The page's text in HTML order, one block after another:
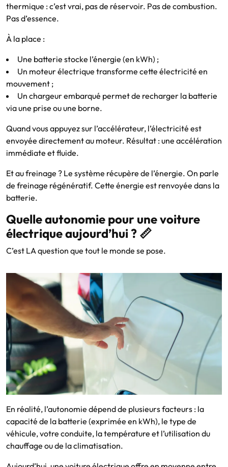
thermique : c’est vrai, pas de réservoir. Pas de combustion.
Pas d’essence.
À la place :
Une batterie stocke l’énergie (en kWh) ;
Un moteur électrique transforme cette électricité en
mouvement ;
Un chargeur embarqué permet de recharger la batterie
via une prise ou une borne.
Quand vous appuyez sur l’accélérateur, l’électricité est
envoyée directement au moteur. Résultat : une accélération
immédiate et fluide.
Et au freinage ? Le système récupère de l’énergie. On parle
de freinage régénératif. Cette énergie est renvoyée dans la
batterie.
Quelle autonomie pour une voiture
électrique aujourd’hui ? 📏
C’est LA question que tout le monde se pose.
En réalité, l’autonomie dépend de plusieurs facteurs : la
capacité de la batterie (exprimée en kWh), le type de
véhicule, votre conduite, la température et l’utilisation du
chauffage ou de la climatisation.